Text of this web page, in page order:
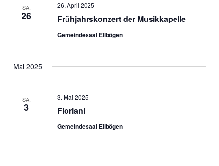
SA.
26 Frühjahrskonzert der Musikkapelle
26. April 2025
Gemeindesaal Ellbögen
Mai 2025
SA.
3 Floriani
3. Mai 2025
Gemeindesaal Ellbögen